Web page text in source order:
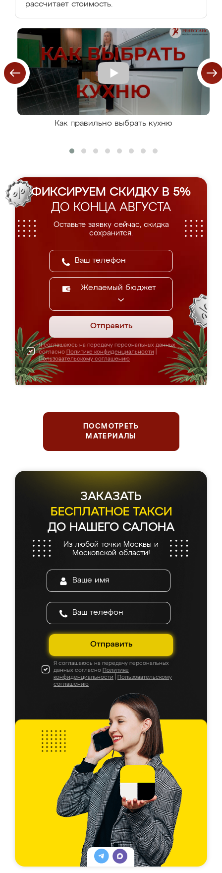
рассчитает стоимость.
Как правильно выбрать кухню
ФИКСИРУЕМ СКИДКУ В 5%
ДО КОНЦА АВГУСТА
Оставьте заявку сейчас, скидка
сохранится.
Желаемый бюджет
Отправить
Я соглашаюсь на передачу персональных данных
согласно Политике конфиденциальности
Пользовательскому соглашению
ПОСМОТРЕТЬ
МАТЕРИАЛЫ
ЗАКАЗАТЬ
БЕСПЛАТНОЕ ТАКСИ
ДО НАШЕГО САЛОНА
Из любой точки Москвы и
Московской области!
Отправить
Я соглашаюсь на передачу персональных
данных согласно Политике
конфиденциальности
Пользовательскому
соглашению